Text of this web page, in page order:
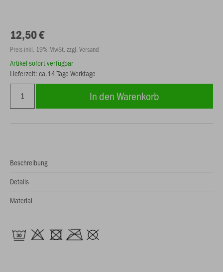
12,50 €
Preis inkl. 19% MwSt. zzgl. Versand
Artikel sofort verfügbar
Lieferzeit: ca.14 Tage Werktage
In den Warenkorb
Beschreibung
Details
Material